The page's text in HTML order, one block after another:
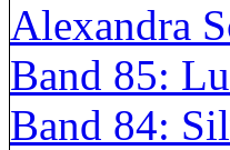
Alexandra
Band 85:
Band 84: